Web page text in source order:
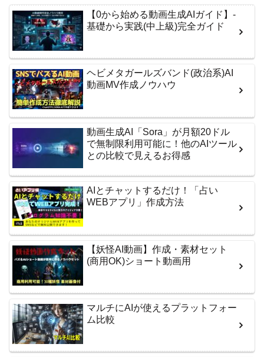
【0から始める動画生成AIガイド】-
基礎から実践(中上級)完全ガイド
ヘビメタガールズバンド(政治系)AI
動画MV作成ノウハウ
動画生成AI「Sora」が月額20ドル
で無制限利用可能に！他のAIツール
との比較で見えるお得感
AIとチャットするだけ！「占い
WEBアプリ」作成方法
【妖怪AI動画】作成・素材セット
(商用OK)ショート動画用
マルチにAIが使えるプラットフォー
ム比較